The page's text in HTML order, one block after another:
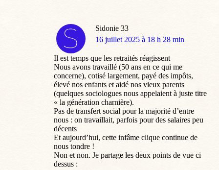
Sidonie 33
dit
16 juillet 2025 à 18 h 28 min
Il est temps que les retraités réagissent
Nous avons travaillé (50 ans en ce qui me
concerne), cotisé largement, payé des impôts,
élevé nos enfants et aidé nos vieux parents
(quelques sociologues nous appelaient à juste titre
« la génération charnière).
Pas de transfert social pour la majorité d’entre
nous : on travaillait, parfois pour des salaires peu
décents
Et aujourd’hui, cette infâme clique continue de
nous tondre !
Non et non. Je partage les deux points de vue ci
dessus :